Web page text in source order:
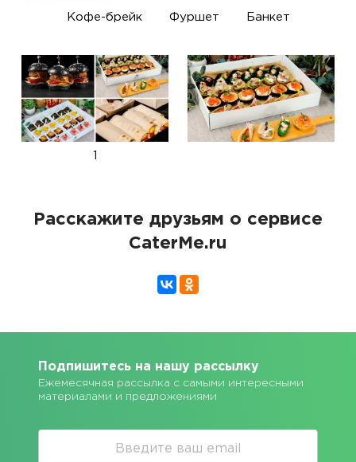
Кофе-брейк Фуршет Банкет
Расскажите друзьям о сервисе
CaterMe.ru
Подпишитесь на нашу рассылку
Ежемесячная рассылка с самыми интересными
материалами и предложениями